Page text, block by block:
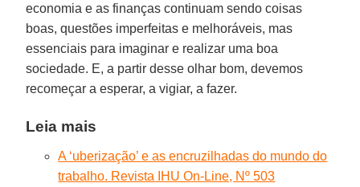
economia e as finanças continuam sendo coisas
boas, questões imperfeitas e melhoráveis, mas
essenciais para imaginar e realizar uma boa
sociedade. E, a partir desse olhar bom, devemos
recomeçar a esperar, a vigiar, a fazer.
Leia mais
A ‘uberização’ e as encruzilhadas do mundo do
trabalho. Revista IHU On-Line, Nº 503